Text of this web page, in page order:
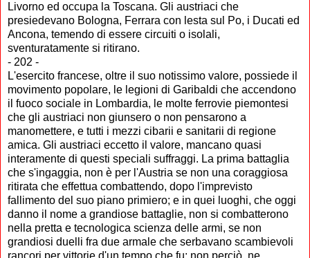
Livorno ed occupa la Toscana. Gli austriaci che
presiedevano Bologna, Ferrara con lesta sul Po, i Ducati ed
Ancona, temendo di essere circuiti o isolali,
sventuratamente si ritirano.
- 202 -
L'esercito francese, oltre il suo notissimo valore, possiede il
movimento popolare, le legioni di Garibaldi che accendono
il fuoco sociale in Lombardia, le molte ferrovie piemontesi
che gli austriaci non giunsero o non pensarono a
manomettere, e tutti i mezzi cibarii e sanitarii di regione
amica. Gli austriaci eccetto il valore, mancano quasi
interamente di questi speciali suffraggi. La prima battaglia
che s'ingaggia, non è per l'Austria se non una coraggiosa
ritirata che effettua combattendo, dopo l'imprevisto
fallimento del suo piano primiero; e in quei luoghi, che oggi
danno il nome a grandiose battaglie, non si combatterono
nella pretta e tecnologica scienza delle armi, se non
grandiosi duelli fra due armale che serbavano scambievoli